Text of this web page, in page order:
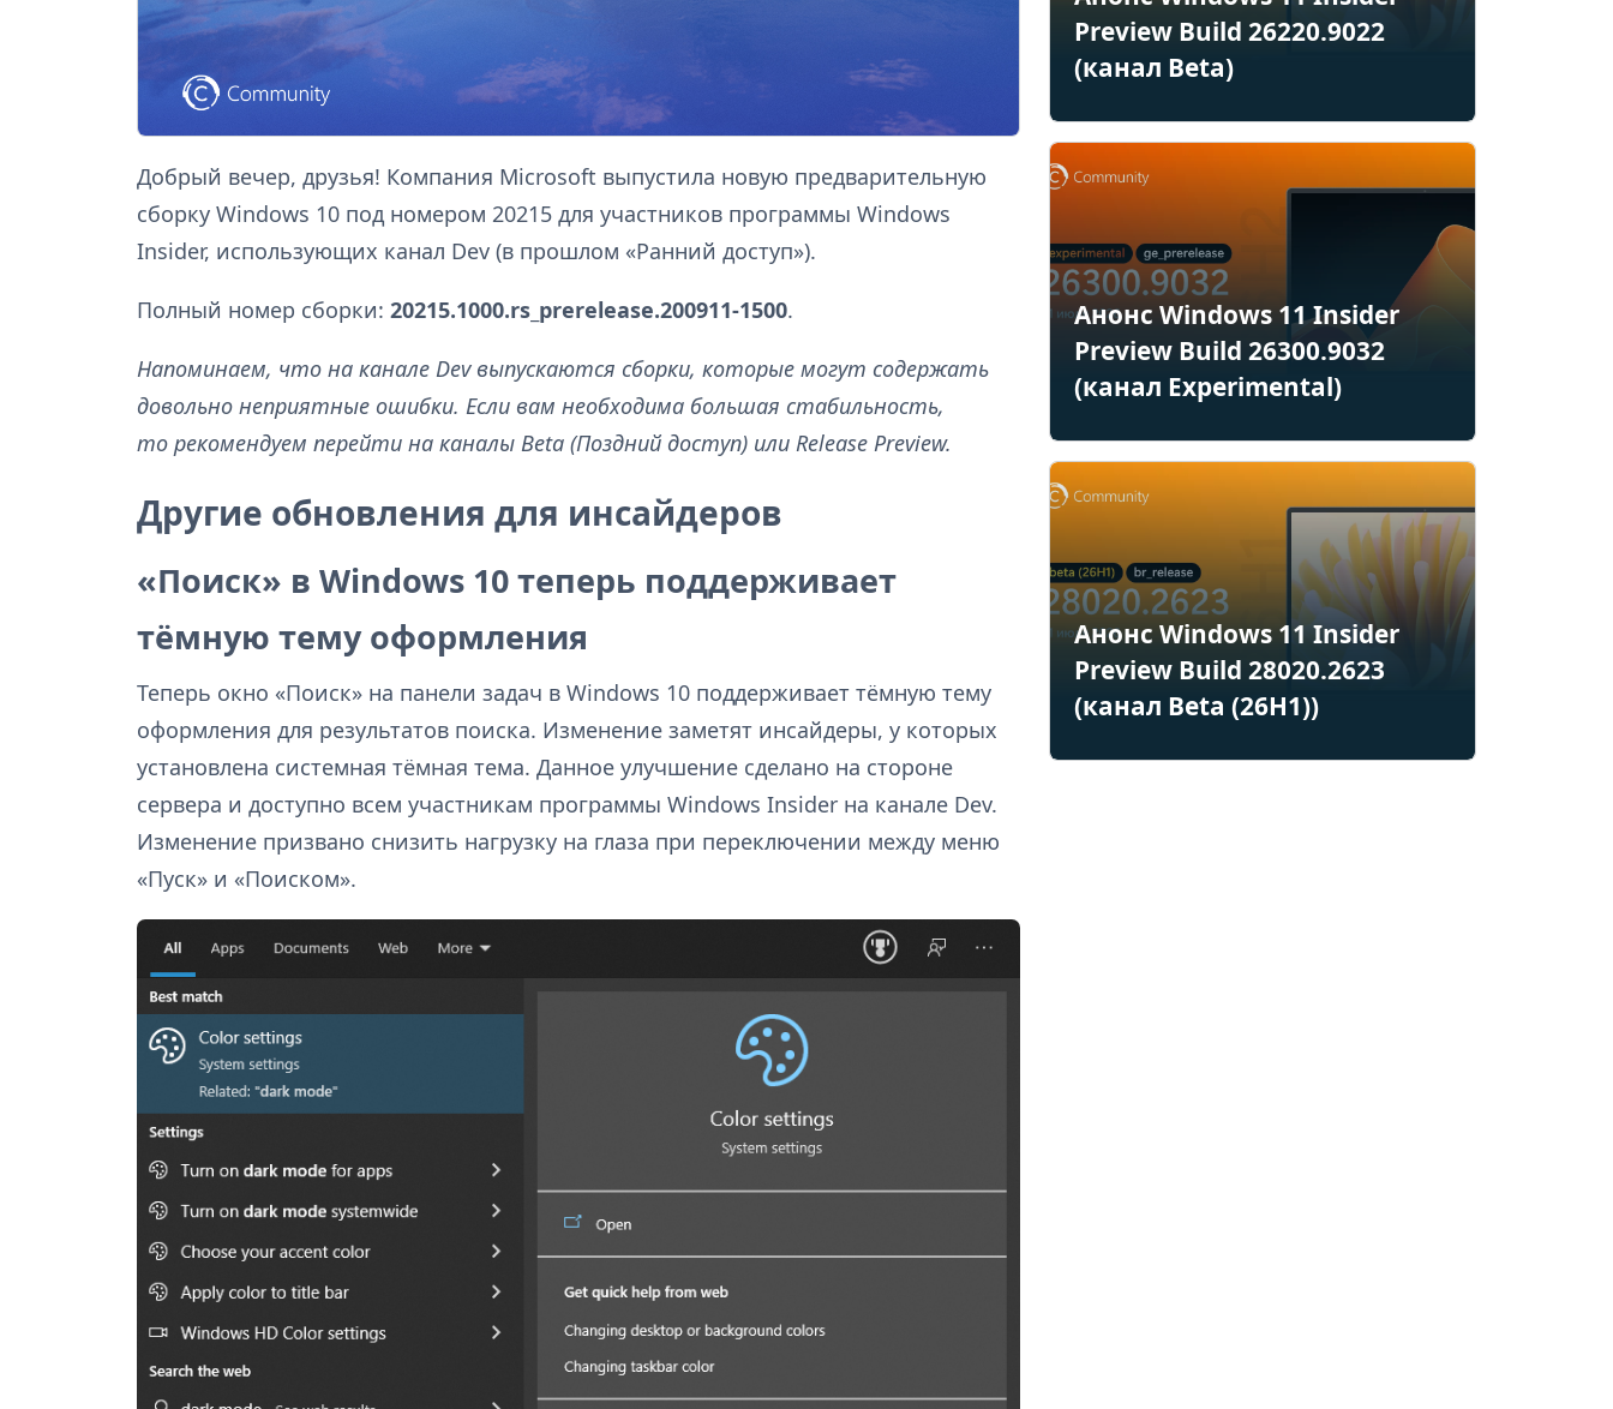
Добрый вечер, друзья! Компания Microsoft выпустила новую предварительную
сборку Windows 10 под номером 20215 для участников программы Windows
Insider, использующих канал Dev (в прошлом «Ранний доступ»).
Полный номер сборки: 20215.1000.rs_prerelease.200911-1500.
Напоминаем, что на канале Dev выпускаются сборки, которые могут содержать
довольно неприятные ошибки. Если вам необходима большая стабильность,
то рекомендуем перейти на каналы Beta (Поздний доступ) или Release Preview.
Другие обновления для инсайдеров
«Поиск» в Windows 10 теперь поддерживает
тёмную тему оформления
Теперь окно «Поиск» на панели задач в Windows 10 поддерживает тёмную тему
оформления для результатов поиска. Изменение заметят инсайдеры, у которых
установлена системная тёмная тема. Данное улучшение сделано на стороне
сервера и доступно всем участникам программы Windows Insider на канале Dev.
Изменение призвано снизить нагрузку на глаза при переключении между меню
«Пуск» и «Поиском».
Preview Build 26220.9022
(канал Beta)
Анонс Windows 11 Insider
Preview Build 26300.9032
(канал Experimental)
Анонс Windows 11 Insider
Preview Build 28020.2623
(канал Beta (26H1))